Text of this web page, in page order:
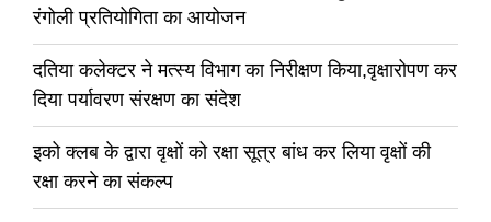
रंगोली प्रतियोगिता का आयोजन
दतिया कलेक्टर ने मत्स्य विभाग का निरीक्षण किया,वृक्षारोपण कर
दिया पर्यावरण संरक्षण का संदेश
इको क्लब के द्वारा वृक्षों को रक्षा सूत्र बांध कर लिया वृक्षों की
रक्षा करने का संकल्प